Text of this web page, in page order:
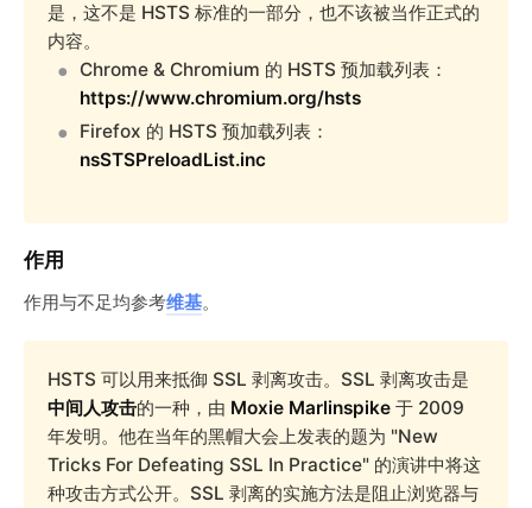
是，这不是 HSTS 标准的一部分，也不该被当作正式的
内容。
Chrome & Chromium 的 HSTS 预加载列表：
https://www.chromium.org/hsts
Firefox 的 HSTS 预加载列表：
nsSTSPreloadList.inc
作用
作用与不足均参考维基。
HSTS 可以用来抵御 SSL 剥离攻击。SSL 剥离攻击是
中间人攻击的一种，由 Moxie Marlinspike 于 2009
年发明。他在当年的黑帽大会上发表的题为 "New
Tricks For Defeating SSL In Practice" 的演讲中将这
种攻击方式公开。SSL 剥离的实施方法是阻止浏览器与